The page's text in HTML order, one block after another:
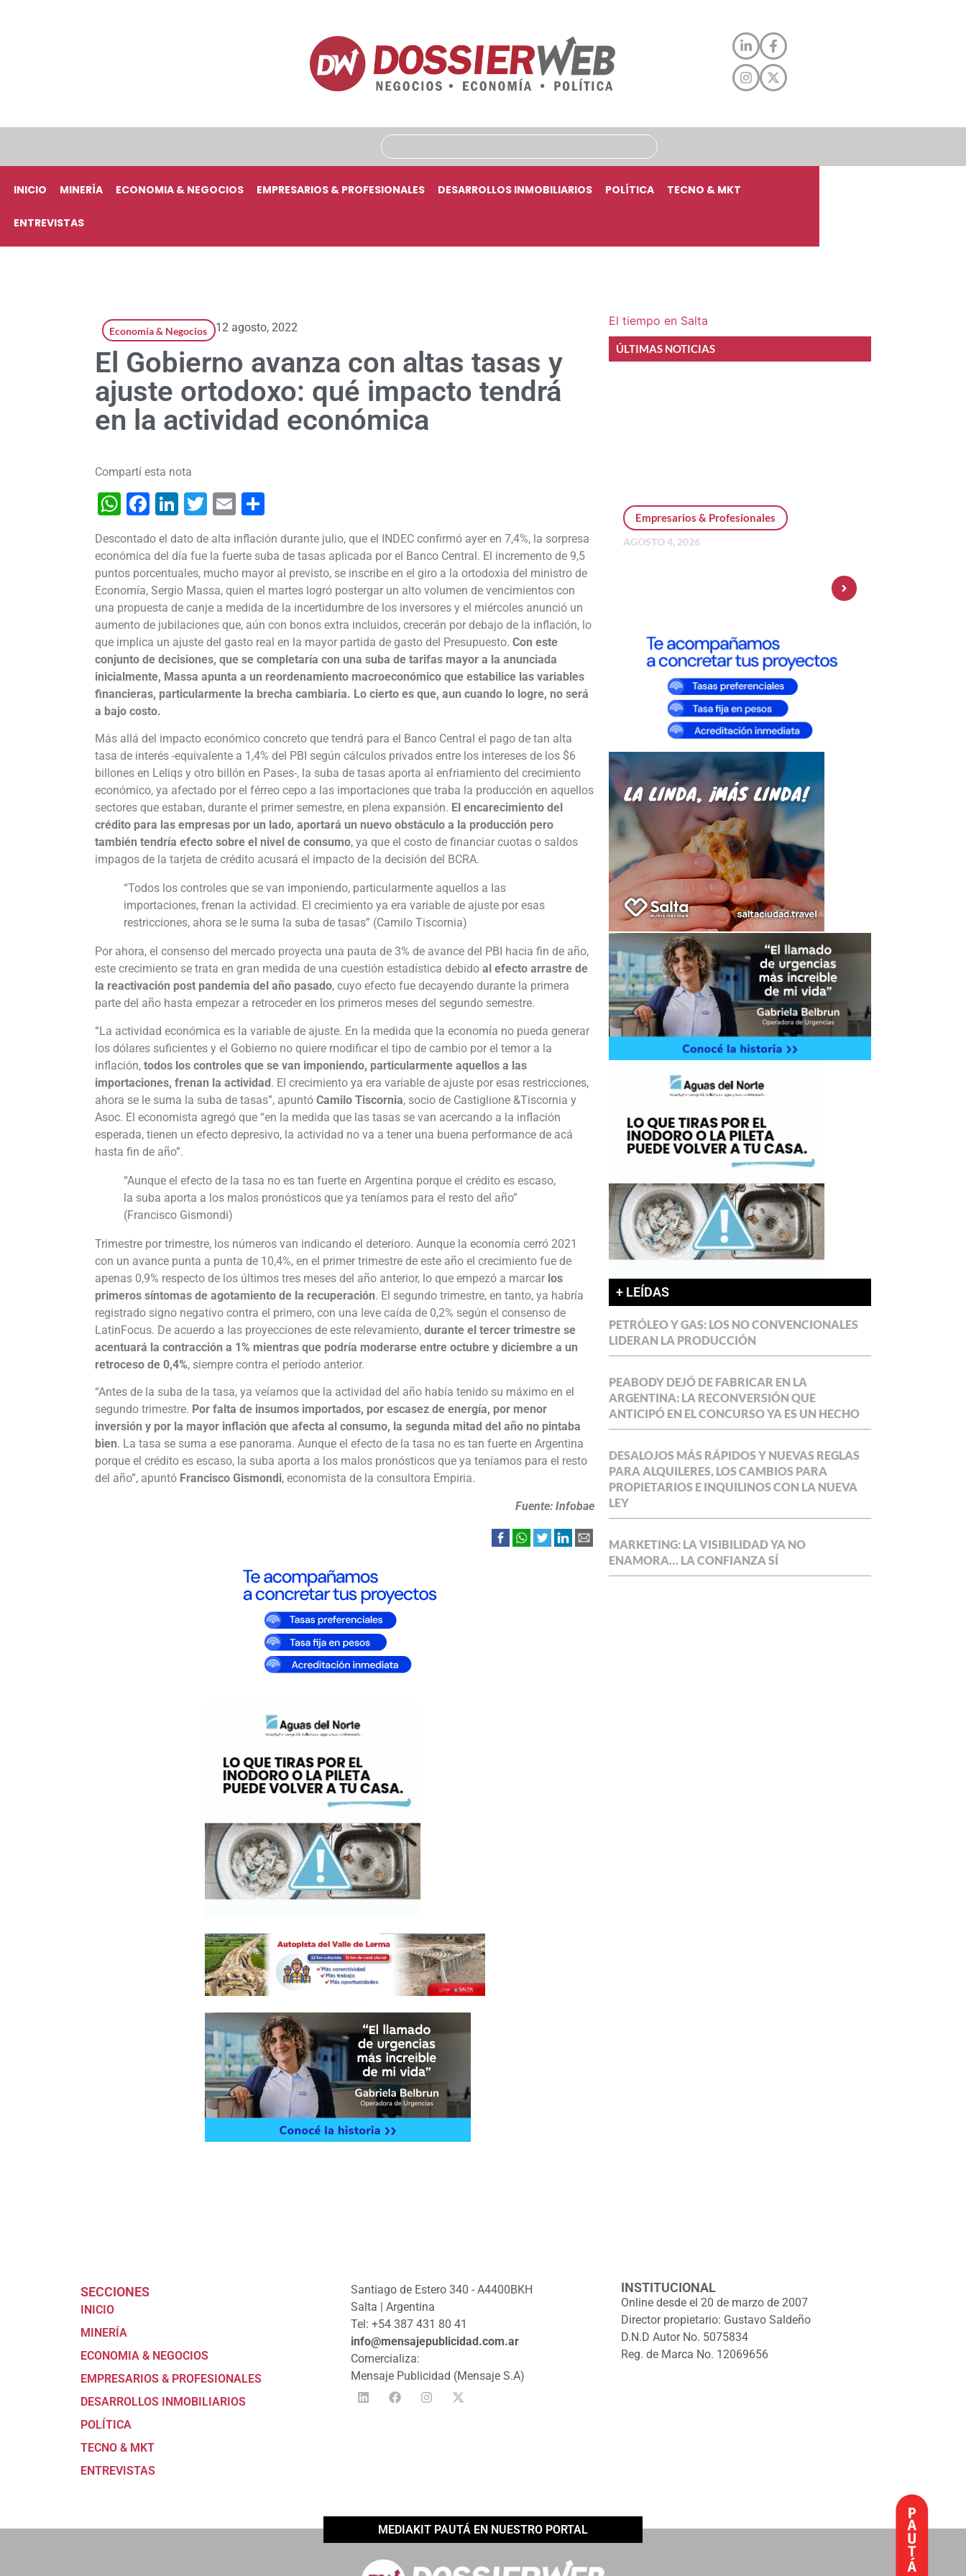
INICIO MINERÍA ECONOMIA & NEGOCIOS EMPRESARIOS & PROFESIONALES DESARROLLOS INMOBILIARIOS POLÍTICA TECNO & MKT
ENTREVISTAS
Economía & Negocios 12 agosto, 2022
El Gobierno avanza con altas tasas y
ajuste ortodoxo: qué impacto tendrá
en la actividad económica
Compartí esta nota
WhatsApp
Facebook
LinkedIn
Twitter
Email
Descontado el dato de alta inflación durante julio, que el INDEC confirmó ayer en 7,4%, la sorpresa
económica del día fue la fuerte suba de tasas aplicada por el Banco Central. El incremento de 9,5
puntos porcentuales, mucho mayor al previsto, se inscribe en el giro a la ortodoxia del ministro de
Economía, Sergio Massa, quien el martes logró postergar un alto volumen de vencimientos con
una propuesta de canje a medida de la incertidumbre de los inversores y el miércoles anunció un
aumento de jubilaciones que, aún con bonos extra incluidos, crecerán por debajo de la inflación, lo
que implica un ajuste del gasto real en la mayor partida de gasto del Presupuesto. Con este
conjunto de decisiones, que se completaría con una suba de tarifas mayor a la anunciada
inicialmente, Massa apunta a un reordenamiento macroeconómico que estabilice las variables
financieras, particularmente la brecha cambiaria. Lo cierto es que, aun cuando lo logre, no será
a bajo costo.
Más allá del impacto económico concreto que tendrá para el Banco Central el pago de tan alta
tasa de interés -equivalente a 1,4% del PBI según cálculos privados entre los intereses de los $6
billones en Leliqs y otro billón en Pases-, la suba de tasas aporta al enfriamiento del crecimiento
económico, ya afectado por el férreo cepo a las importaciones que traba la producción en aquellos
sectores que estaban, durante el primer semestre, en plena expansión. El encarecimiento del
crédito para las empresas por un lado, aportará un nuevo obstáculo a la producción pero
también tendría efecto sobre el nivel de consumo, ya que el costo de financiar cuotas o saldos
impagos de la tarjeta de crédito acusará el impacto de la decisión del BCRA.
“Todos los controles que se van imponiendo, particularmente aquellos a las
importaciones, frenan la actividad. El crecimiento ya era variable de ajuste por esas
restricciones, ahora se le suma la suba de tasas” (Camilo Tiscornia)
Por ahora, el consenso del mercado proyecta una pauta de 3% de avance del PBI hacia fin de año,
este crecimiento se trata en gran medida de una cuestión estadística debido al efecto arrastre de
la reactivación post pandemia del año pasado, cuyo efecto fue decayendo durante la primera
parte del año hasta empezar a retroceder en los primeros meses del segundo semestre.
“La actividad económica es la variable de ajuste. En la medida que la economía no pueda generar
los dólares suficientes y el Gobierno no quiere modificar el tipo de cambio por el temor a la
inflación, todos los controles que se van imponiendo, particularmente aquellos a las
importaciones, frenan la actividad. El crecimiento ya era variable de ajuste por esas restricciones,
ahora se le suma la suba de tasas”, apuntó Camilo Tiscornia, socio de Castiglione &Tiscornia y
Asoc. El economista agregó que “en la medida que las tasas se van acercando a la inflación
esperada, tienen un efecto depresivo, la actividad no va a tener una buena performance de acá
hasta fin de año”.
“Aunque el efecto de la tasa no es tan fuerte en Argentina porque el crédito es escaso,
la suba aporta a los malos pronósticos que ya teníamos para el resto del año”
(Francisco Gismondi)
Trimestre por trimestre, los números van indicando el deterioro. Aunque la economía cerró 2021
con un avance punta a punta de 10,4%, en el primer trimestre de este año el crecimiento fue de
apenas 0,9% respecto de los últimos tres meses del año anterior, lo que empezó a marcar los
primeros síntomas de agotamiento de la recuperación. El segundo trimestre, en tanto, ya habría
registrado signo negativo contra el primero, con una leve caída de 0,2% según el consenso de
LatinFocus. De acuerdo a las proyecciones de este relevamiento, durante el tercer trimestre se
acentuará la contracción a 1% mientras que podría moderarse entre octubre y diciembre a un
retroceso de 0,4%, siempre contra el período anterior.
“Antes de la suba de la tasa, ya veíamos que la actividad del año había tenido su máximo en el
segundo trimestre. Por falta de insumos importados, por escasez de energía, por menor
inversión y por la mayor inflación que afecta al consumo, la segunda mitad del año no pintaba
bien. La tasa se suma a ese panorama. Aunque el efecto de la tasa no es tan fuerte en Argentina
porque el crédito es escaso, la suba aporta a los malos pronósticos que ya teníamos para el resto
del año”, apuntó Francisco Gismondi, economista de la consultora Empiria.
Fuente: Infobae
El tiempo en Salta
ÚLTIMAS NOTICIAS
Empresarios & Profesionales
AGOSTO 4, 2026
+ LEÍDAS
PETRÓLEO Y GAS: LOS NO CONVENCIONALES
LIDERAN LA PRODUCCIÓN
PEABODY DEJÓ DE FABRICAR EN LA
ARGENTINA: LA RECONVERSIÓN QUE
ANTICIPÓ EN EL CONCURSO YA ES UN HECHO
DESALOJOS MÁS RÁPIDOS Y NUEVAS REGLAS
PARA ALQUILERES, LOS CAMBIOS PARA
PROPIETARIOS E INQUILINOS CON LA NUEVA
LEY
MARKETING: LA VISIBILIDAD YA NO
ENAMORA… LA CONFIANZA SÍ
SECCIONES
INICIO
MINERÍA
ECONOMIA & NEGOCIOS
EMPRESARIOS & PROFESIONALES
DESARROLLOS INMOBILIARIOS
POLÍTICA
TECNO & MKT
ENTREVISTAS
Santiago de Estero 340 - A4400BKH
Salta | Argentina
Tel: +54 387 431 80 41
info@mensajepublicidad.com.ar
Comercializa:
Mensaje Publicidad (Mensaje S.A)
INSTITUCIONAL
Online desde el 20 de marzo de 2007
Director propietario: Gustavo Saldeño
D.N.D Autor No. 5075834
Reg. de Marca No. 12069656
MEDIAKIT PAUTÁ EN NUESTRO PORTAL